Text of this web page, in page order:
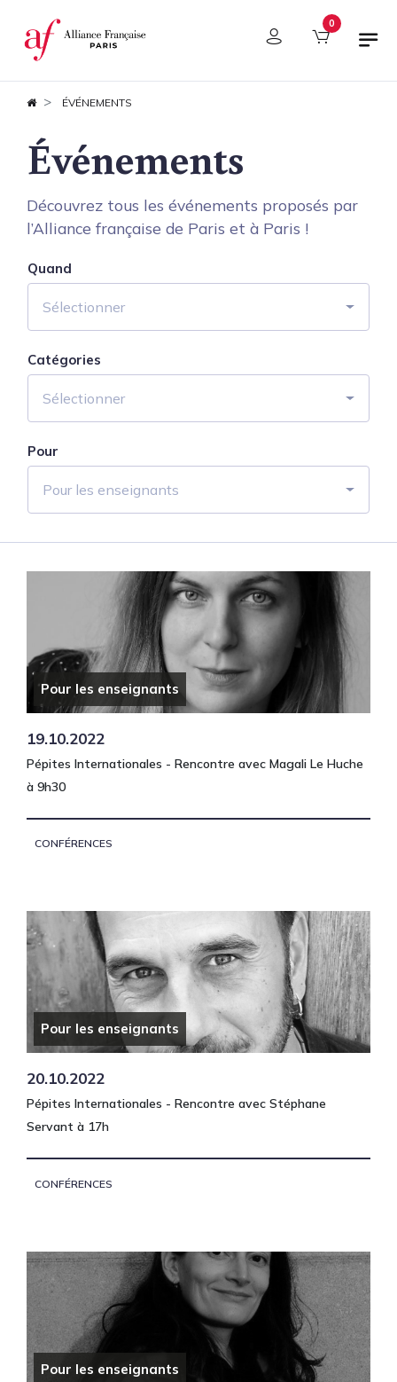
Panneau de gestion des cookies 0
ÉVÉNEMENTS
Événements
Découvrez tous les événements proposés par
l’Alliance française de Paris et à Paris !
Quand
Sélectionner
Catégories
Sélectionner
Pour
Pour les enseignants
Pour les enseignants
19.10.2022
Pépites Internationales - Rencontre avec Magali Le Huche
à 9h30
CONFÉRENCES
Pour les enseignants
20.10.2022
Pépites Internationales - Rencontre avec Stéphane
Servant à 17h
CONFÉRENCES
Pour les enseignants